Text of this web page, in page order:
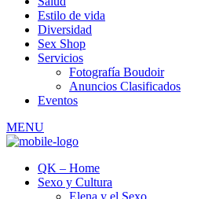
Estilo de vida
Diversidad
Sex Shop
Servicios
Fotografía Boudoir
Anuncios Clasificados
Eventos
MENU
QK – Home
Sexo y Cultura
Elena y el Sexo